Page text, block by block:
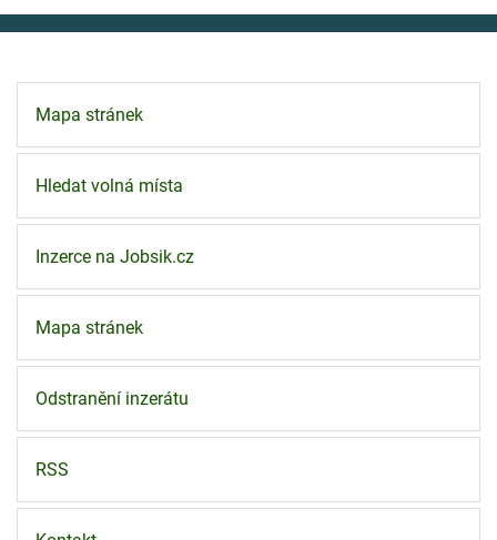
Mapa stránek
Hledat volná místa
Inzerce na Jobsik.cz
Mapa stránek
Odstranění inzerátu
RSS